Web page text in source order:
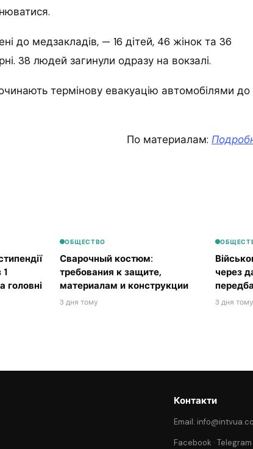
до медзакладів, — 16 дітей, 46 жінок та 36
38 людей загинули одразу на вокзалі.
термінову евакуацію автомобілями до
По материалам:
головні
ОБЩЕСТВО
Сварочный костюм:
требования к защите,
материалам и конструкции
3 дня тому
через
3 дня тому
Контакти
Email:
Facebook ·Telegram